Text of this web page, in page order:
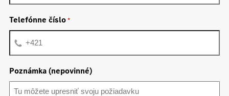
Telefónne číslo*
Poznámka (nepovinné)